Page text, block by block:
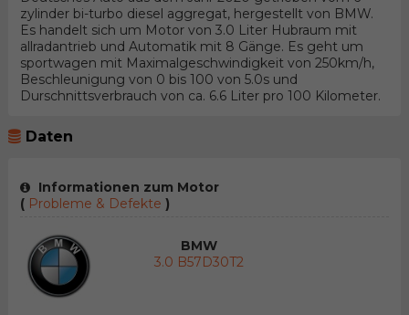
zylinder bi-turbo diesel aggregat, hergestellt von BMW.
Es handelt sich um Motor von 3.0 Liter Hubraum mit
allradantrieb und Automatik mit 8 Gänge. Es geht um
sportwagen mit Maximalgeschwindigkeit von 250km/h,
Beschleunigung von 0 bis 100 von 5.0s und
Durschnittsverbrauch von ca. 6.6 Liter pro 100 Kilometer.
Daten
Informationen zum Motor
(Probleme & Defekte )
BMW
3.0 B57D30T2